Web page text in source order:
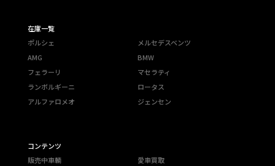
在庫一覧
ポルシェ
メルセデスベンツ
AMG
BMW
フェラーリ
マセラティ
ランボルギーニ
ロータス
アルファロメオ
ジェンセン
コンテンツ
販売中車輌
愛車買取